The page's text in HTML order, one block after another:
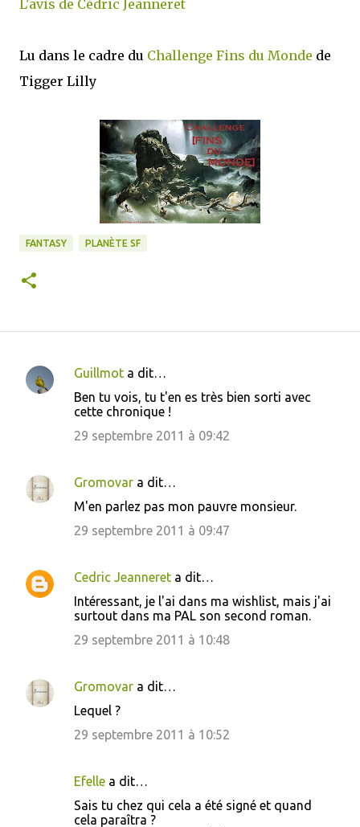
L'avis de Cédric Jeanneret
Lu dans le cadre du Challenge Fins du Monde de
Tigger Lilly
FANTASY PLANÈTE SF
C
e
n
r
Guillmot a dit…
Ben tu vois, tu t'en es très bien sorti avec
cette chronique !
29 septembre 2011 à 09:42
Gromovar a dit…
M'en parlez pas mon pauvre monsieur.
29 septembre 2011 à 09:47
Cedric Jeanneret a dit…
Intéressant, je l'ai dans ma wishlist, mais j'ai
surtout dans ma PAL son second roman.
29 septembre 2011 à 10:48
Gromovar a dit…
Lequel ?
29 septembre 2011 à 10:52
Efelle a dit…
Sais tu chez qui cela a été signé et quand
cela paraîtra ?